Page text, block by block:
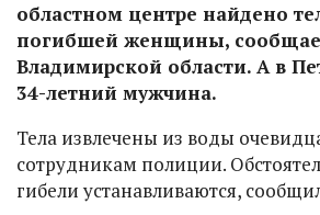
областном центре найдено
погибшей женщины,
Владимирской области. А в
34-летний мужчина.
Тела извлечены из воды
сотрудникам полиции.
гибели устанавливаются,